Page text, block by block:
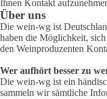
Ihnen Kontakt
Über uns
Die wein-wg ist
haben die Möglichkeit,
den Weinproduzenten
Wer aufhört besser zu
Die wein-wg ist ein
sammeln wir sämtliche